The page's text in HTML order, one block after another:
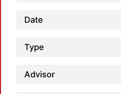
Date
Type
Advisor